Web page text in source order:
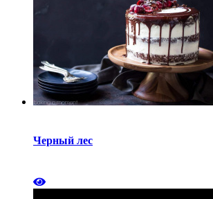
Черный лес